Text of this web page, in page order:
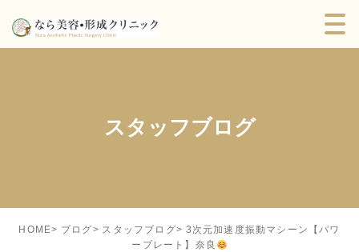
スタッフブログ
HOME ブログ スタッフブログ
3次元加速度振動マシーン【パワ
ープレート】奈良